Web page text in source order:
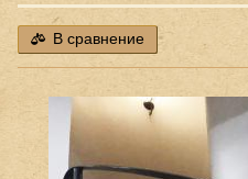
В сравнение